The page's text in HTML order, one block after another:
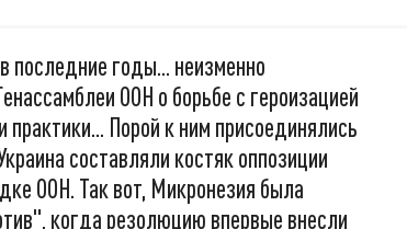
последние годы... неизменно
ООН о борьбе с героизацией
Порой к ним присоединялись
составляли костяк оппозиции
ООН. Так вот, Микронезия была
когда резолюцию впервые внесли